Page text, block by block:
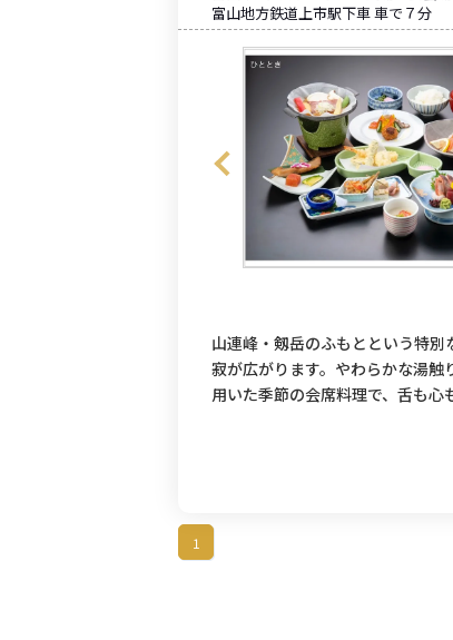
富山地方鉄道上市駅下車 車で７分
山連峰・剱岳のふもとという特
寂が広がります。やわらかな湯
用いた季節の会席料理で、舌も心
1